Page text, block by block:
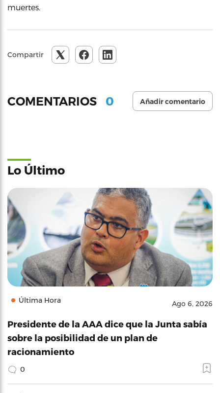
muertes.
Compartir
COMENTARIOS 0 Añadir comentario
Lo Último
Última Hora Ago 6, 2026
Presidente de la AAA dice que la Junta sabía
sobre la posibilidad de un plan de
racionamiento
0